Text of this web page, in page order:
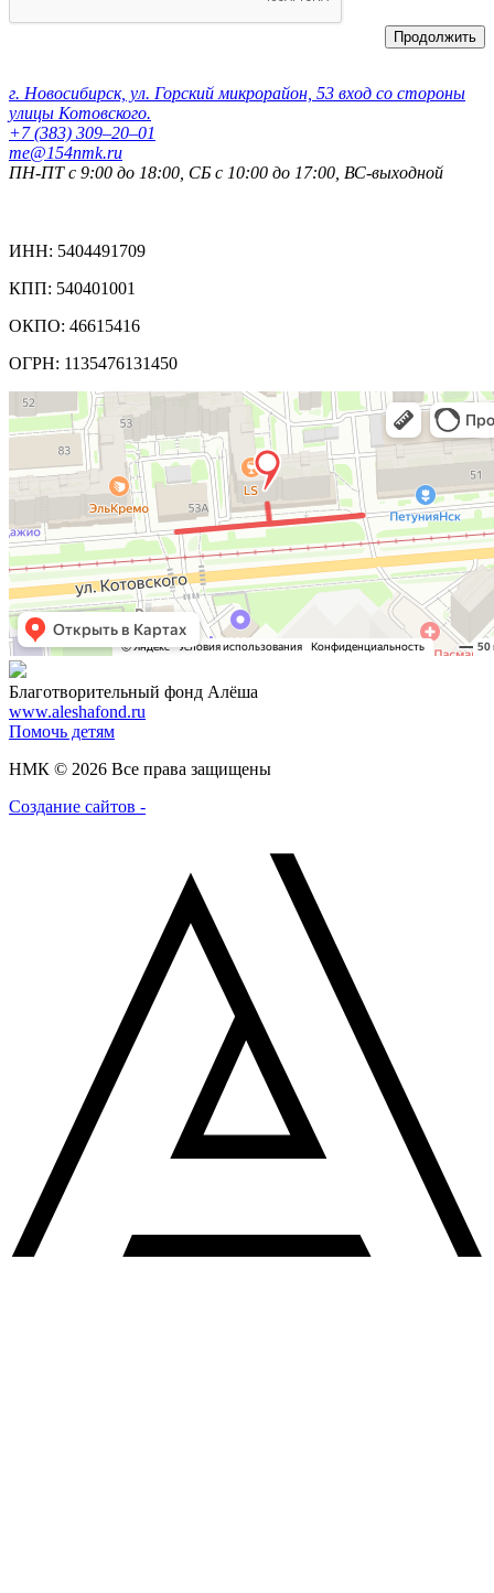
Продолжить
г. Новосибирск, ул. Горский микрорайон, 53 вход со стороны
улицы Котовского.
+7 (383) 309‒20‒01
me@154nmk.ru
ПН-ПТ с 9:00 до 18:00, СБ с 10:00 до 17:00, ВС-выходной
ИНН: 5404491709
КПП: 540401001
ОКПО: 46615416
ОГРН: 1135476131450
Благотворительный фонд Алёша
www.aleshafond.ru
Помочь детям
НМК © 2026 Все права защищены
Создание сайтов -